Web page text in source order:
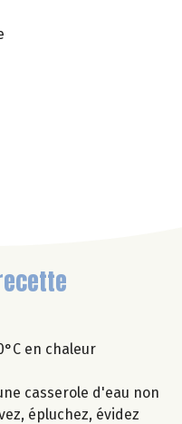
en chaleur
casserole d'eau non
épluchez, évidez